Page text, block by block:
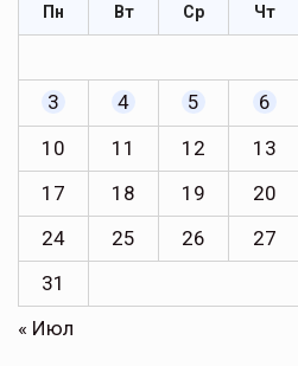
Пн Вт Ср Чт
3
4 5 6
10
11 12 13
17
18 19 20
24
25 26 27
31
« Июл